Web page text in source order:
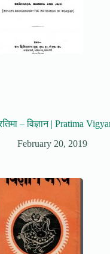
– विज्ञान | Pratima
February 20, 2019